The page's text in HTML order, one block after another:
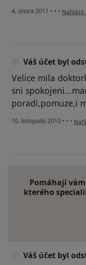
4. února 2011 • • • podle
Nahlásit
Váš účet byl
Velice mila
sni
poradi,pomuze,i
10. listopadu 2010 • • •
Pomáhají
kterého
Váš účet byl